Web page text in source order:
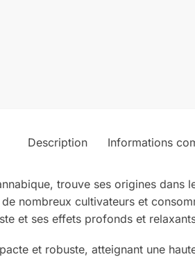
Description Informations
trouve ses origines dans
nombreux cultivateurs et
et ses effets profonds et
et robuste, atteignant une